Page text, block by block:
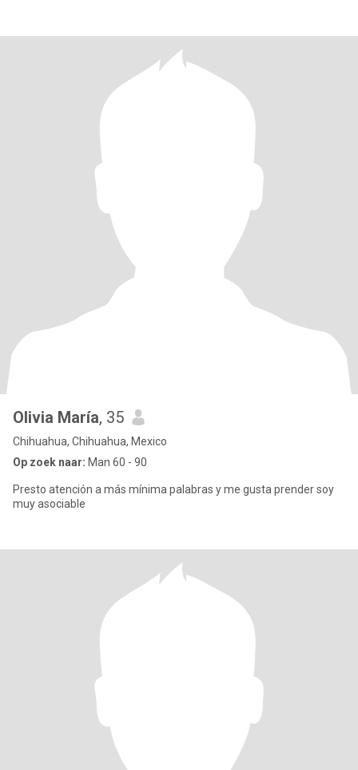
Olivia María, 35
Chihuahua, Chihuahua, Mexico
Op zoek naar: Man 60 - 90
Presto atención a más mínima palabras y me gusta prender soy
muy asociable